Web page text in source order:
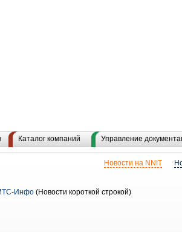
Каталог компаний Управление
Новости на NNIT
МТС-Инфо (Новости короткой строкой)